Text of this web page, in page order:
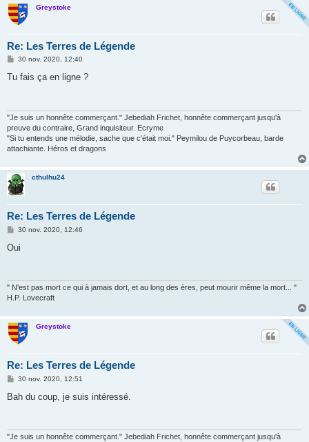
Greystoke
Re: Les Terres de Légende
M
s
30 nov. 2020, 12:40
Tu fais ça en ligne ?
"Je suis un honnête commerçant." Jebediah Frichet, honnête commerçant jusqu'à
preuve du contraire, Grand inquisiteur. Ecryme
"Si tu entends une mélodie, sache que c'était moi." Peymilou de Puycorbeau, barde
attachiante. Héros et dragons
cthulhu24
Re: Les Terres de Légende
M
s
30 nov. 2020, 12:46
Oui
" N'est pas mort ce qui à jamais dort, et au long des ères, peut mourir même la mort... "
H.P. Lovecraft
Greystoke
Re: Les Terres de Légende
M
s
30 nov. 2020, 12:51
Bah du coup, je suis intéressé.
"Je suis un honnête commerçant." Jebediah Frichet, honnête commerçant jusqu'à